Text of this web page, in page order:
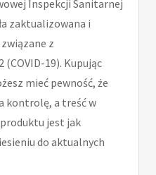
Inspekcji Sanitarnej
zaktualizowana i
z
(COVID-19). Kupując
mieć pewność, że
kontrolę, a treść w
jest jak
do aktualnych